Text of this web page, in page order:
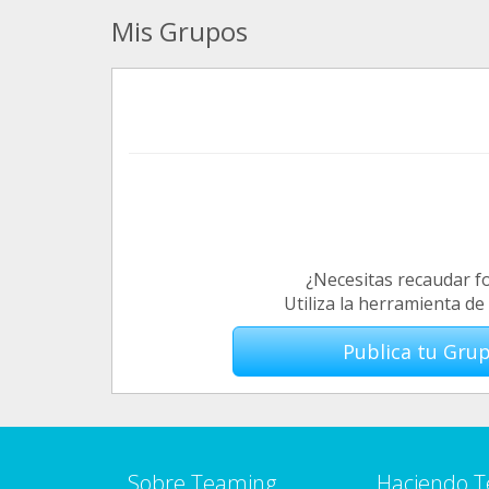
Mis Grupos
¿Necesitas recaudar
Utiliza la herramienta
Publica tu
Sobre Teaming Haciendo